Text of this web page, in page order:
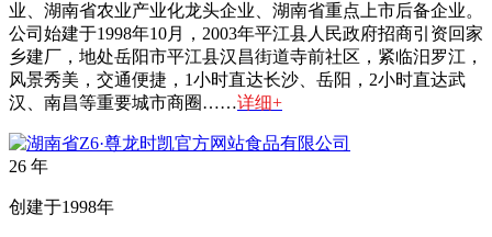
业、湖南省农业产业化龙头企业、湖南省重点上市后备企业。
公司始建于1998年10月，2003年平江县人民政府招商引资回家
乡建厂，地处岳阳市平江县汉昌街道寺前社区，紧临汨罗江，
风景秀美，交通便捷，1小时直达长沙、岳阳，2小时直达武
汉、南昌等重要城市商圈……详细+
26 年
创建于1998年